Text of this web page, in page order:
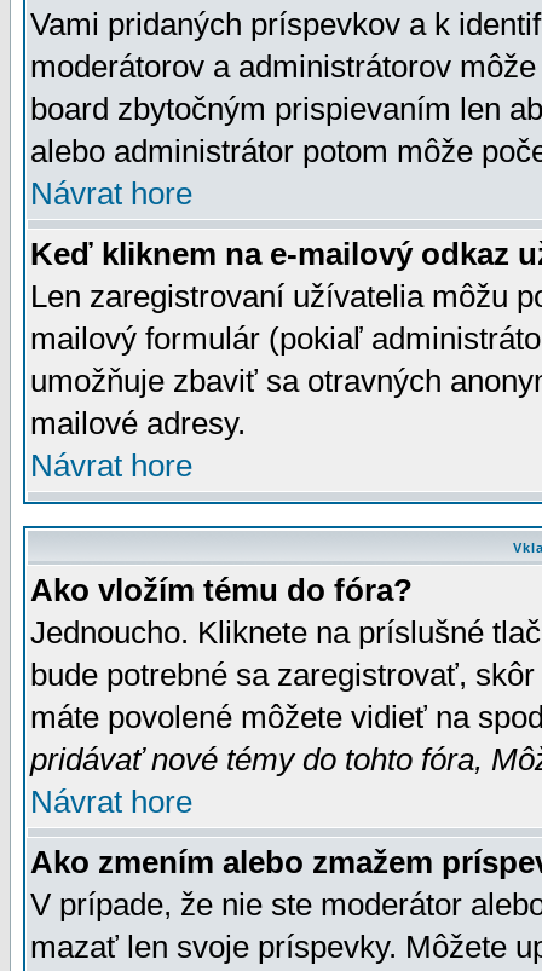
Vami pridaných príspevkov a k
moderátorov a administrátorov
board zbytočným prispievaním len
alebo administrátor potom môže
Návrat hore
Keď kliknem na e-mailový odkaz
Len zaregistrovaní užívatelia môžu
mailový formulár (pokiaľ
umožňuje zbaviť sa otravných
mailové adresy.
Návrat hore
Ako vložím tému do fóra?
Jednoucho. Kliknete na príslušné
bude potrebné sa zaregistrovať,
máte povolené môžete vidieť na
pridávať nové témy do tohto fóra,
Návrat hore
Ako zmením alebo zmažem
V prípade, že nie ste moderátor
mazať len svoje príspevky. Môžete